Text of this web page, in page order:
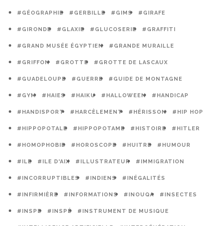
#GÉOGRAPHIE #GERBILLE #GIMS #GIRAFE
#GIRONDE #GLAXIE #GLUCOSERIE #GRAFFITI
#GRAND MUSÉE ÉGYPTIEN #GRANDE MURAILLE
#GRIFFON #GROTTE #GROTTE DE LASCAUX
#GUADELOUPE #GUERRE #GUIDE DE MONTAGNE
#GYM #HAIES #HAIKU #HALLOWEEN #HANDICAP
#HANDISPORT #HARCÈLEMENT #HÉRISSON #HIP HOP
#HIPPOPOTALE #HIPPOPOTAME #HISTOIRE #HITLER
#HOMOPHOBIE #HOROSCOPE #HUITRE #HUMOUR
#ILE #ILE D'AIX #ILLUSTRATEUR #IMMIGRATION
#INCORRUPTIBLES #INDIENS #INÉGALITÉS
#INFIRMIÈRE #INFORMATIONS #INOUQA #INSECTES
#INSPE #INSPÉ #INSTRUMENT DE MUSIQUE